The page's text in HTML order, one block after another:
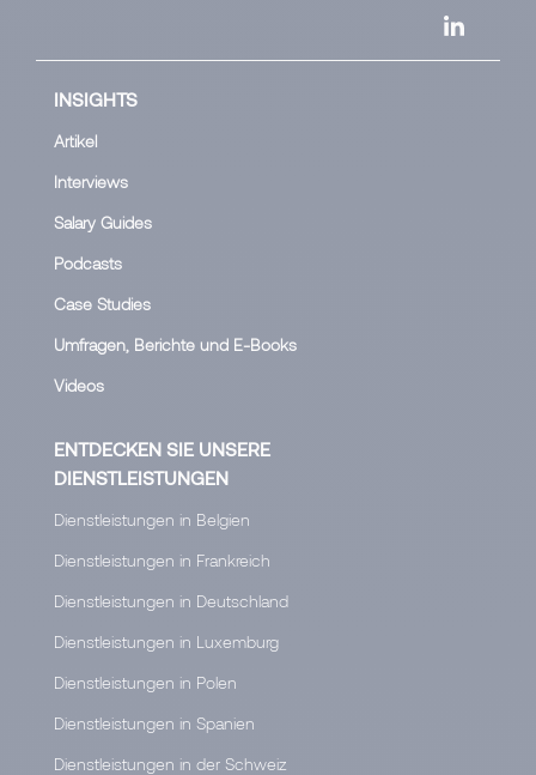
INSIGHTS
Artikel
Interviews
Salary Guides
Podcasts
Case Studies
Umfragen, Berichte und E-Books
Videos
ENTDECKEN SIE UNSERE
DIENSTLEISTUNGEN
Dienstleistungen in Belgien
Dienstleistungen in Frankreich
Dienstleistungen in Deutschland
Dienstleistungen in Luxemburg
Dienstleistungen in Polen
Dienstleistungen in Spanien
Dienstleistungen in der Schweiz